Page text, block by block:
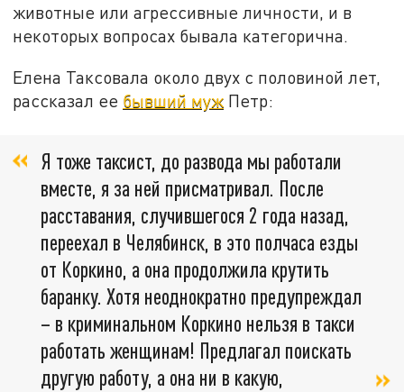
животные или агрессивные личности, и в
некоторых вопросах бывала категорична.
Елена Таксовала около двух с половиной лет,
рассказал ее бывший муж Петр:
Я тоже таксист, до развода мы работали
вместе, я за ней присматривал. После
расставания, случившегося 2 года назад,
переехал в Челябинск, в это полчаса езды
от Коркино, а она продолжила крутить
баранку. Хотя неоднократно предупреждал
– в криминальном Коркино нельзя в такси
работать женщинам! Предлагал поискать
другую работу, а она ни в какую,